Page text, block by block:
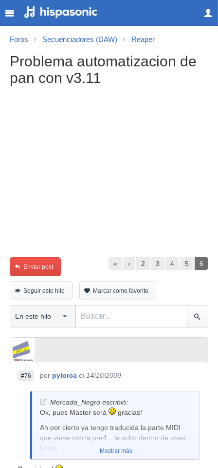
Foros Secuenciadores (DAW) Reaper
Problema automatizacion de
pan con v3.11
« ‹ 2 3 4 5 6
Enviar post
Seguir este hilo Marcar como favorito
#76 por pylorca el 14/10/2009
Mercado_Negro escribió:
Ok, pues Master será
gracias!
Ah por cierto ya tengo traducida la parte MIDI
que viene con la pre4... la subo dentro de unas
horas.
Mostrar más